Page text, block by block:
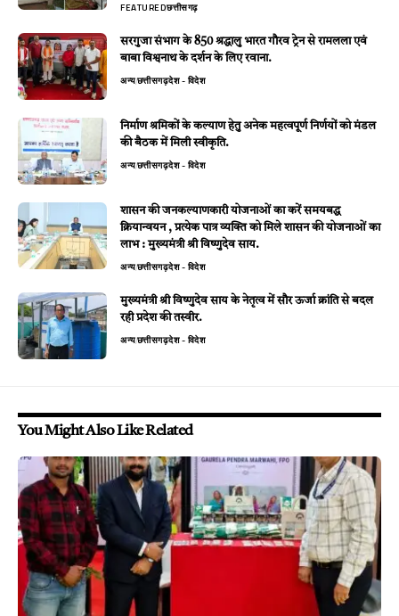
FEATUREDछत्तीसगढ़
सरगुजा संभाग के 850 श्रद्धालु भारत गौरव ट्रेन से रामलला एवं
बाबा विश्वनाथ के दर्शन के लिए रवाना.
अन्यछत्तीसगढ़देश - विदेश
निर्माण श्रमिकों के कल्याण हेतु अनेक महत्वपूर्ण निर्णयों को मंडल
की बैठक में मिली स्वीकृति.
अन्यछत्तीसगढ़देश - विदेश
शासन की जनकल्याणकारी योजनाओं का करें समयबद्ध
क्रियान्वयन , प्रत्येक पात्र व्यक्ति को मिले शासन की योजनाओं का
लाभ : मुख्यमंत्री श्री विष्णुदेव साय.
अन्यछत्तीसगढ़देश - विदेश
मुख्यमंत्री श्री विष्णुदेव साय के नेतृत्व में सौर ऊर्जा क्रांति से बदल
रही प्रदेश की तस्वीर.
अन्यछत्तीसगढ़देश - विदेश
You Might Also Like Related